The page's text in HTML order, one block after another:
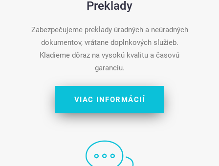
Preklady
Zabezpečujeme preklady úradných a neúradných
dokumentov, vrátane doplnkových služieb.
Kladieme dôraz na vysokú kvalitu a časovú
garanciu.
VIAC INFORMÁCIÍ